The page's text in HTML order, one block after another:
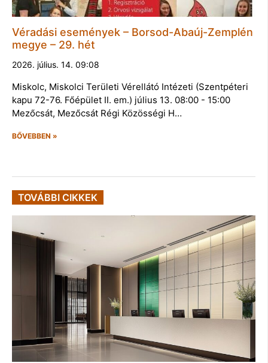
Véradási események – Borsod-Abaúj-Zemplén
megye – 29. hét
2026. július. 14. 09:08
Miskolc, Miskolci Területi Vérellátó Intézeti (Szentpéteri
kapu 72-76. Főépület II. em.) július 13. 08:00 - 15:00
Mezőcsát, Mezőcsát Régi Közösségi H…
BŐVEBBEN »
TOVÁBBI CIKKEK